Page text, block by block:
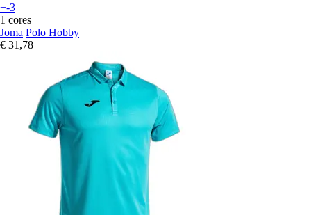
+-3
1 cores
Joma Polo Hobby
€ 31,78